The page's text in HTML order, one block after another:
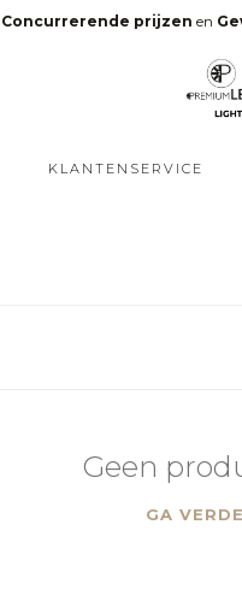
Concurrerende prijzen en
KLANTENSERVICE
Geen
GA